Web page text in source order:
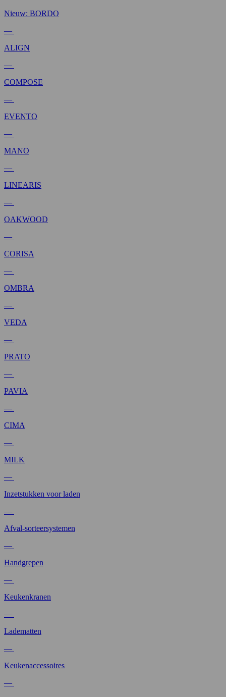
Nieuw: BORDO
—
ALIGN
—
COMPOSE
—
EVENTO
—
MANO
—
LINEARIS
—
OAKWOOD
—
CORISA
—
OMBRA
—
VEDA
—
PRATO
—
PAVIA
—
CIMA
—
MILK
—
Inzetstukken voor laden
—
Afval-sorteersystemen
—
Handgrepen
—
Keukenkranen
—
Ladematten
—
Keukenaccessoires
—